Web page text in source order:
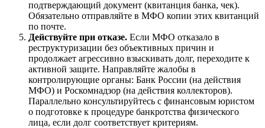
подтверждающий документ (квитанция банка, чек).
Обязательно отправляйте в МФО копии этих квитанций
по почте.
Действуйте при отказе. Если МФО отказало в
реструктуризации без объективных причин и
продолжает агрессивно взыскивать долг, переходите к
активной защите. Направляйте жалобы в
контролирующие органы: Банк России (на действия
МФО) и Роскомнадзор (на действия коллекторов).
Параллельно консультируйтесь с финансовым юристом
о подготовке к процедуре банкротства физического
лица, если долг соответствует критериям.